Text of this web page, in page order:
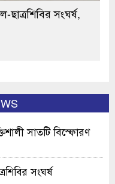
ছাত্রশিবির সংঘর্ষ,
সাতটি বিস্ফোরণ
সংঘর্ষ